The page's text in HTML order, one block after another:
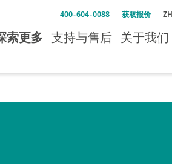
400-604-0088 获取报价 ZH
索更多 支持与售后 关于我们